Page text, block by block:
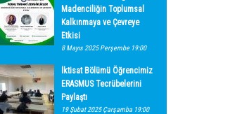
Madenciliğin Toplumsal
Kalkınmaya ve Çevreye
Etkisi
8 Mayıs 2025 Perşembe 19:00
İktisat Bölümü Öğrencimiz
ERASMUS Tecrübelerini
Paylaştı
19 Şubat 2025 Çarşamba 19:00